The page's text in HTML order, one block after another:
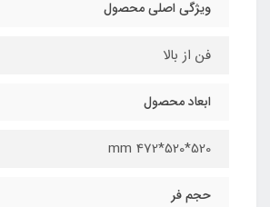
ویژگی اصلی محصول
فن از بالا
ابعاد محصول​
520*520*472 mm
حجم فر